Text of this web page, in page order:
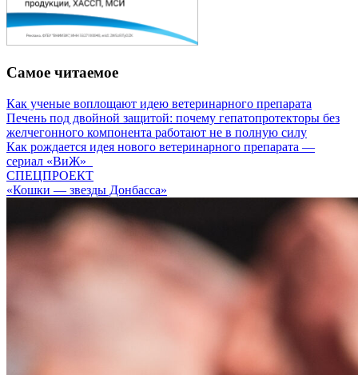
Самое читаемое
Как ученые воплощают идею ветеринарного препарата
Печень под двойной защитой: почему гепатопротекторы без
желчегонного компонента работают не в полную силу
Как рождается идея нового ветеринарного препарата —
сериал «ВиЖ»
СПЕЦПРОЕКТ
«Кошки — звезды Донбасса»